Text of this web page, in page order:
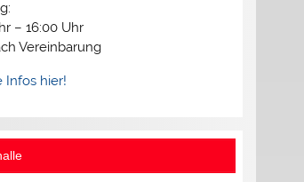
– 16:00 Uhr
Vereinbarung
Infos hier!